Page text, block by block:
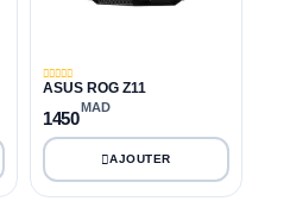
ASUS ROG Z11
1450
MAD